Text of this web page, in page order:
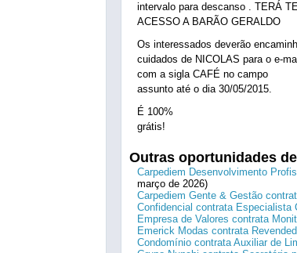
intervalo para descanso . TERÁ
ACESSO A BARÃO GERALDO
Os interessados deverão
cuidados de NICOLAS para o e-
com a sigla CAFÉ no campo
assunto até o dia 30/05/2015.
É 100%
grátis!
Outras oportunidades
Carpediem Desenvolvimento
março de 2026)
Carpediem Gente & Gestão
Confidencial contrata Especialista
Empresa de Valores contrata
Emerick Modas contrata
Condomínio contrata Auxiliar de